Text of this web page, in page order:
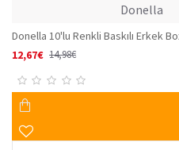
Donella
Donella 10'lu Renkli Baskılı Erkek
12,67€ 14,98€